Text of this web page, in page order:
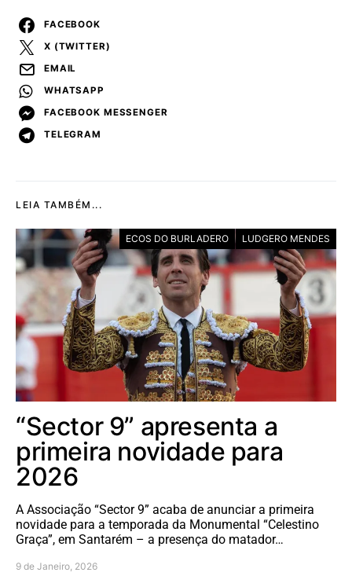
FACEBOOK
X (TWITTER)
EMAIL
WHATSAPP
FACEBOOK MESSENGER
TELEGRAM
LEIA TAMBÉM...
ECOS DO BURLADERO LUDGERO MENDES
“Sector 9” apresenta a
primeira novidade para
2026
A Associação “Sector 9” acaba de anunciar a primeira
novidade para a temporada da Monumental “Celestino
Graça”, em Santarém – a presença do matador…
9 de Janeiro, 2026